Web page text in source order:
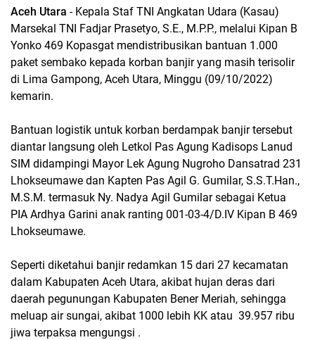
Aceh Utara - Kepala Staf TNI Angkatan Udara (Kasau)
Marsekal TNI Fadjar Prasetyo, S.E., M.P.P., melalui Kipan B
Yonko 469 Kopasgat mendistribusikan bantuan 1.000
paket sembako kepada korban banjir yang masih terisolir
di Lima Gampong, Aceh Utara, Minggu (09/10/2022)
kemarin.
Bantuan logistik untuk korban berdampak banjir tersebut
diantar langsung oleh Letkol Pas Agung Kadisops Lanud
SIM didampingi Mayor Lek Agung Nugroho Dansatrad 231
Lhokseumawe dan Kapten Pas Agil G. Gumilar, S.S.T.Han.,
M.S.M. termasuk Ny. Nadya Agil Gumilar sebagai Ketua
PIA Ardhya Garini anak ranting 001-03-4/D.IV Kipan B 469
Lhokseumawe.
Seperti diketahui banjir redamkan 15 dari 27 kecamatan
dalam Kabupaten Aceh Utara, akibat hujan deras dari
daerah pegunungan Kabupaten Bener Meriah, sehingga
meluap air sungai, akibat 1000 lebih KK atau 39.957 ribu
jiwa terpaksa mengungsi .